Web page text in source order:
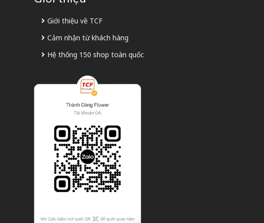
Giới thiệu về TCF
Cảm nhận từ khách hàng
Hệ thống 150 shop toàn quốc